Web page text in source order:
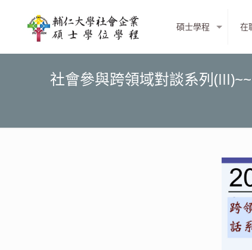
碩士學程 在
社會參與跨領域對談系列